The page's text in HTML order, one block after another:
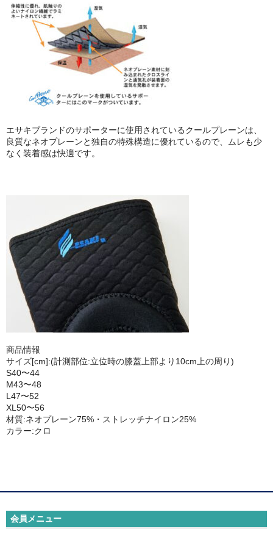
エサキブランドのサポーターに使用されているクールプレーンは、
良質なネオプレーンと独自の特殊構造に優れているので、ムレも少
なく装着感は快適です。
商品情報
サイズ[cm]:(計測部位:立位時の膝蓋上部より10cm上の周り)
S40〜44
M43〜48
L47〜52
XL50〜56
材質:ネオプレーン75%・ストレッチナイロン25%
カラー:クロ
会員メニュー